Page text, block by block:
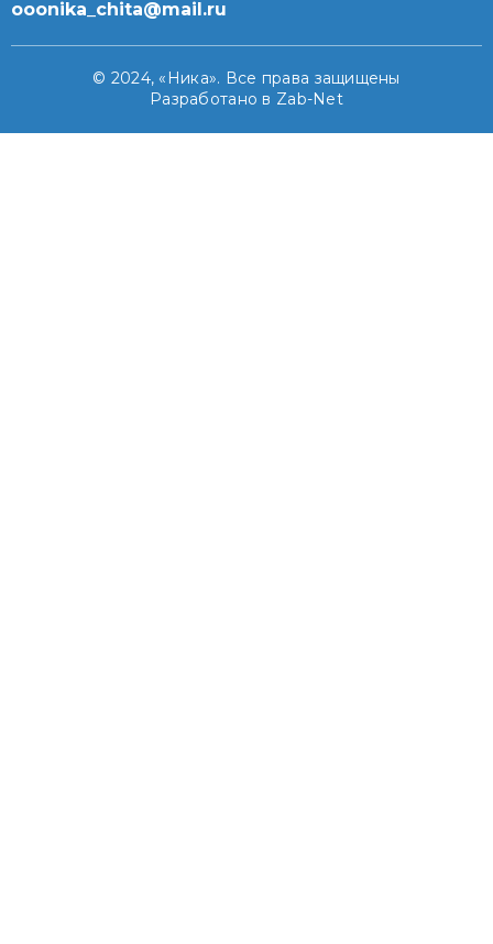
ooonika_chita@mail.ru
© 2024, «Ника». Все права защищены
Разработано в Zab-Net